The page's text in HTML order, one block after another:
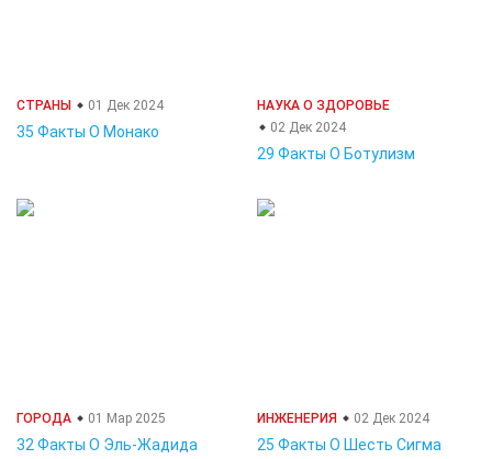
СТРАНЫ 01 Дек 2024
35 Факты О Монако
НАУКА О ЗДОРОВЬЕ
02 Дек 2024
29 Факты О Ботулизм
ГОРОДА 01 Мар 2025
32 Факты О Эль-Жадида
ИНЖЕНЕРИЯ 02 Дек 2024
25 Факты О Шесть Сигма